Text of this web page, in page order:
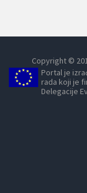
Copyright ©
Portal je
rada koji je
Delegacije